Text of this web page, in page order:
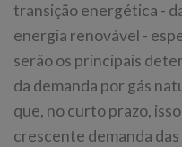
transição energética -
energia renovável -
serão os principais
da demanda por gás
que, no curto prazo,
crescente demanda